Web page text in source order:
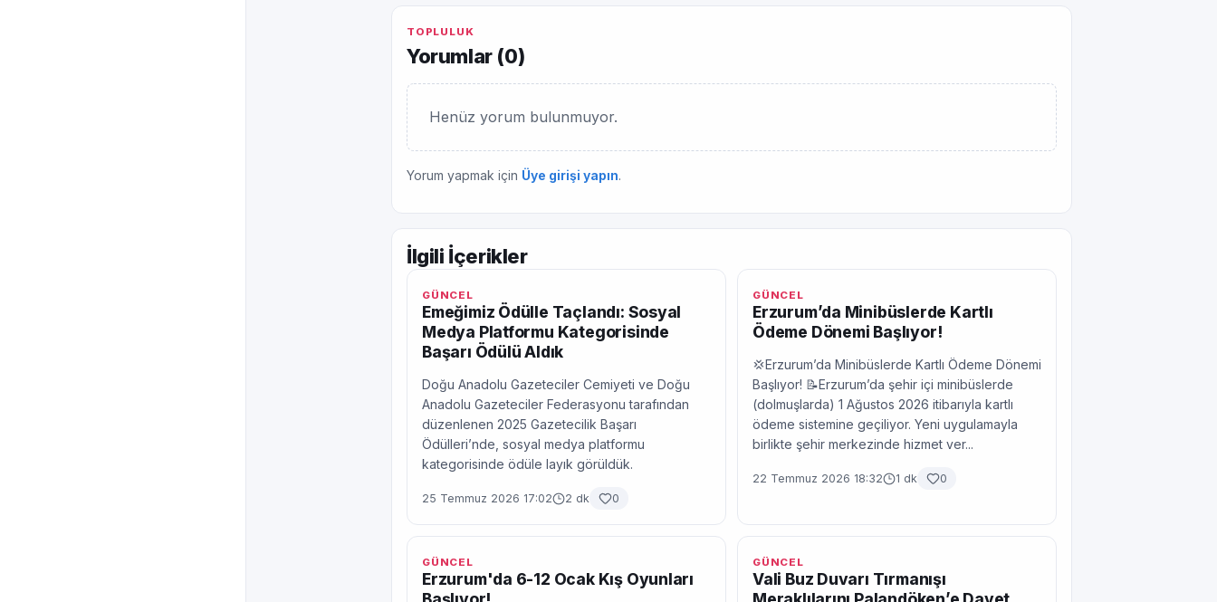
TOPLULUK
Yorumlar (0)
Henüz yorum bulunmuyor.
Yorum yapmak için Üye girişi yapın.
İlgili İçerikler
GÜNCEL
Emeğimiz Ödülle Taçlandı: Sosyal
Medya Platformu Kategorisinde
Başarı Ödülü Aldık
Doğu Anadolu Gazeteciler Cemiyeti ve Doğu
Anadolu Gazeteciler Federasyonu tarafından
düzenlenen 2025 Gazetecilik Başarı
Ödülleri’nde, sosyal medya platformu
kategorisinde ödüle layık görüldük.
25 Temmuz 2026 17:02 2 dk 0
GÜNCEL
Erzurum’da Minibüslerde Kartlı
Ödeme Dönemi Başlıyor!
💢Erzurum’da Minibüslerde Kartlı Ödeme Dönemi
Başlıyor! 📝Erzurum’da şehir içi minibüslerde
(dolmuşlarda) 1 Ağustos 2026 itibarıyla kartlı
ödeme sistemine geçiliyor. Yeni uygulamayla
birlikte şehir merkezinde hizmet ver...
22 Temmuz 2026 18:32 1 dk 0
GÜNCEL
Erzurum'da 6-12 Ocak Kış Oyunları
GÜNCEL
Vali Buz Duvarı Tırmanışı